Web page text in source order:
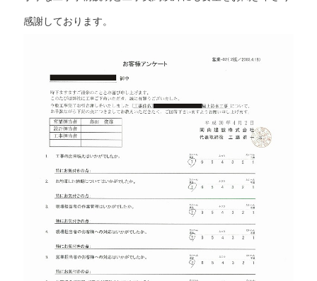
感謝しております。